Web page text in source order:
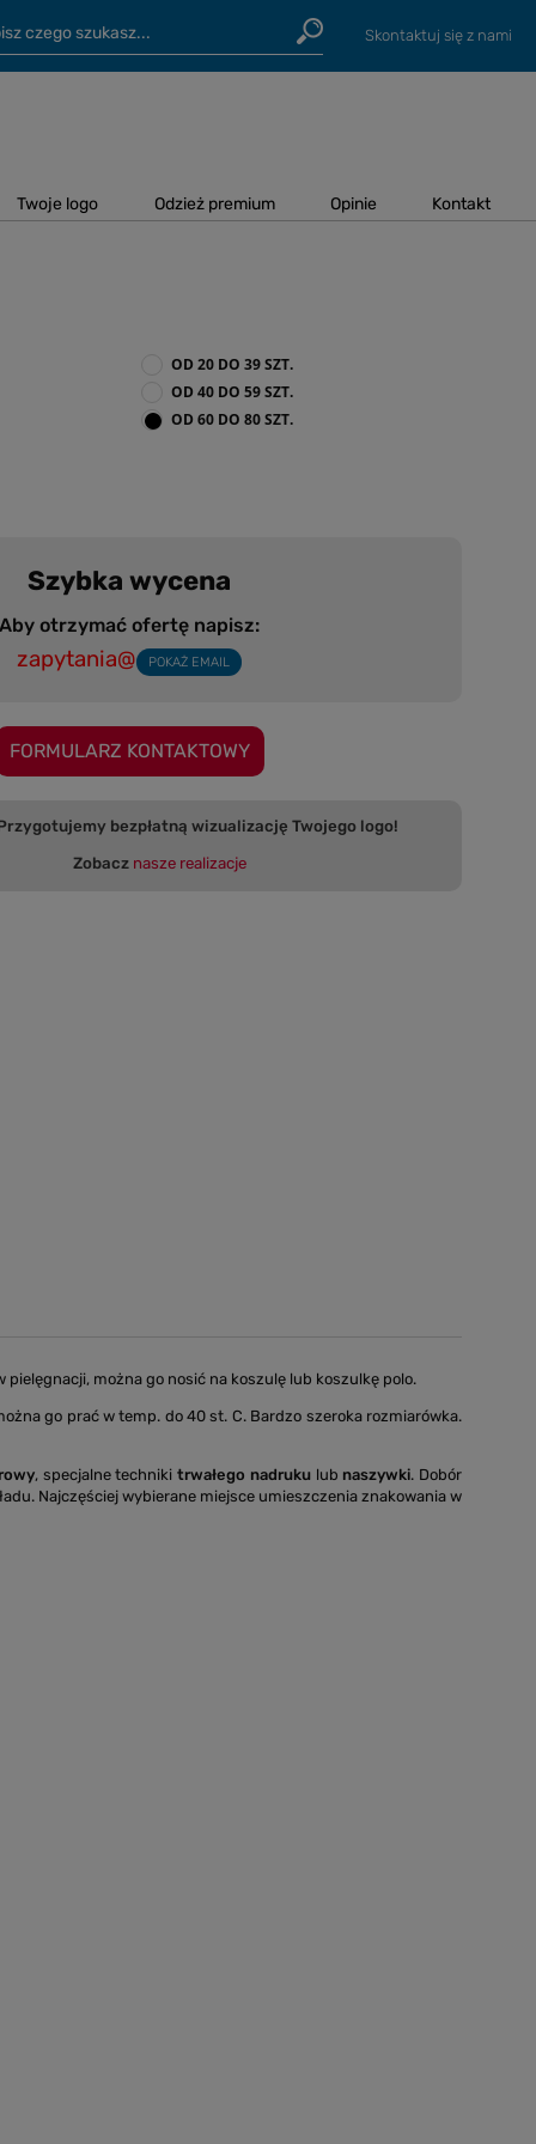
Skontaktuj się z nami
Twoje logo Odzież premium Opinie Kontakt
OD 20 DO 39 SZT.
OD 40 DO 59 SZT.
OD 60 DO 80 SZT.
Szybka wycena
Aby otrzymać ofertę napisz:
zapytania@ POKAŻ EMAIL
FORMULARZ KONTAKTOWY
bezpłatną wizualizację Twojego logo!
Zobacz nasze realizacje
można go nosić na koszulę lub koszulkę polo.
go prać w temp. do 40 st. C. Bardzo szeroka rozmiarówka.
, specjalne technikitrwałego nadrukulub naszywki. Dobór
Najczęściej wybierane miejsce umieszczenia znakowania w